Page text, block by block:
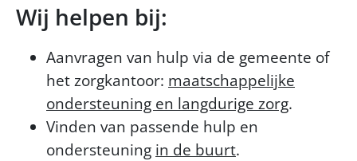
Wij helpen bij:
Aanvragen van hulp via de gemeente of
het zorgkantoor: maatschappelijke
ondersteuning en langdurige zorg.
Vinden van passende hulp en
ondersteuning in de buurt.